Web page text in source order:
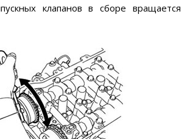
клапанов в сборе вращается